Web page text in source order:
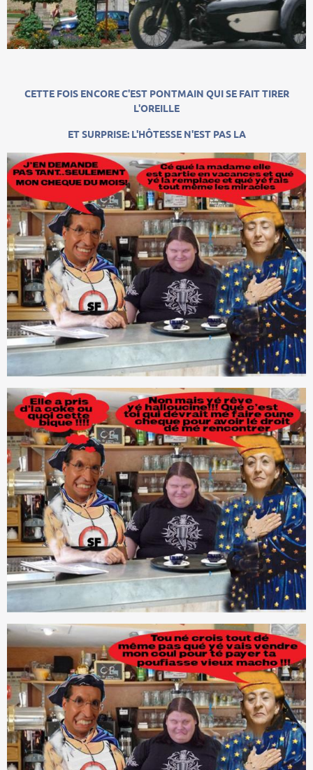
CETTE FOIS ENCORE C'EST PONTMAIN QUI SE FAIT TIRER
L'OREILLE
ET SURPRISE: L'HÔTESSE N'EST PAS LA